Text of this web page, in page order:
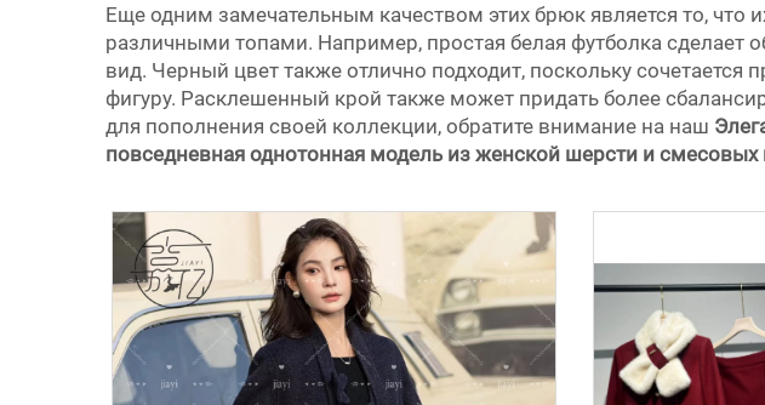
Еще одним замечательным качеством этих брюк является то,
различными топами. Например, простая белая футболка сделает
вид. Черный цвет также отлично подходит, поскольку
фигуру. Расклешенный крой также может придать более
для пополнения своей коллекции, обратите внимание на наш
повседневная однотонная модель из женской шерсти и смесовых